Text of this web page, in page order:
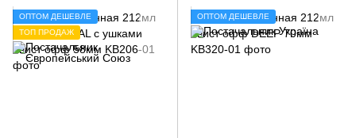
ОПТОМ ДЕШЕВЛЕ
ТОП ПРОДАЖ
ОПТОМ ДЕШЕВЛЕ